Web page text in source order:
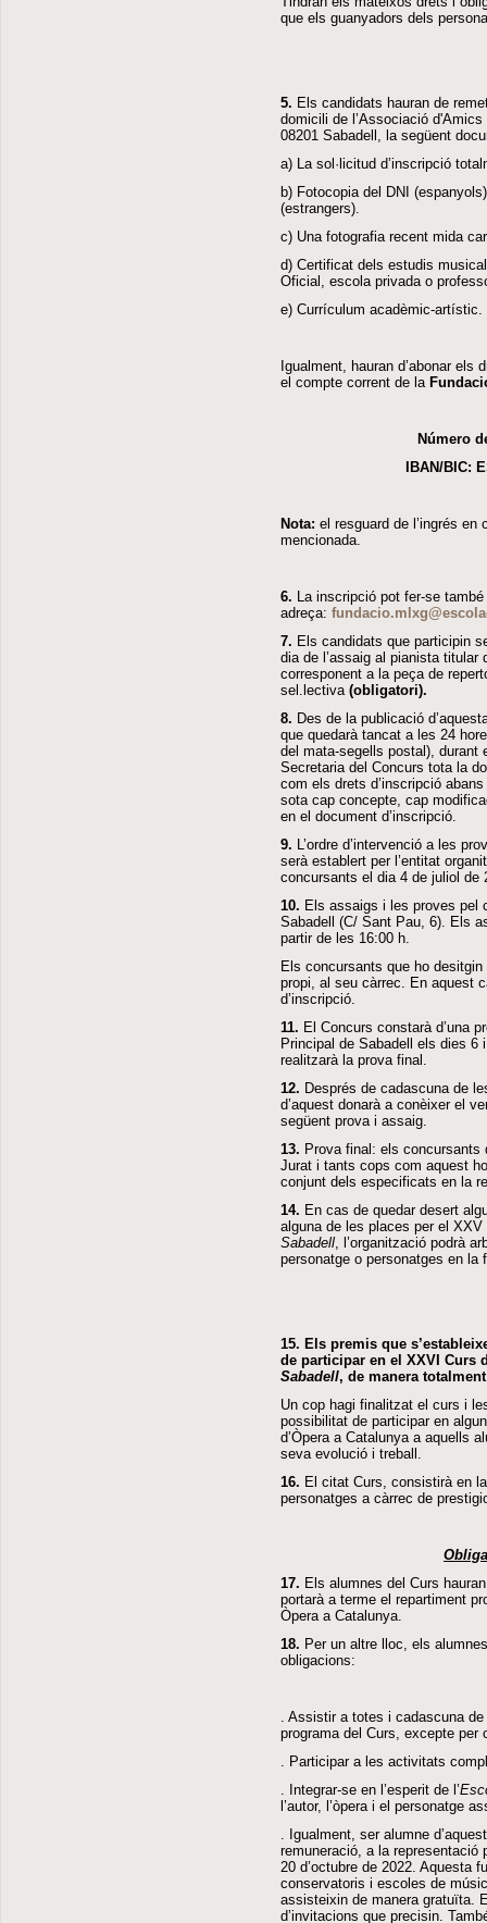
que els guanyadors dels
5. Els candidats hauran de
domicili de l’Associació
08201 Sabadell, la següent
a) La sol·licitud d’inscripció
b) Fotocopia del DNI
(estrangers).
c) Una fotografia recent mida
d) Certificat dels estudis
Oficial, escola privada o
e) Currículum acadèmic-artístic.
Igualment, hauran d’abonar els
el compte corrent de la
Número
IBAN/BIC:
Nota: el resguard de l’ingrés en
mencionada.
6. La inscripció pot fer-se
adreça:
7. Els candidats que participin
dia de l’assaig al pianista
corresponent a la peça de
sel.lectiva (obligatori).
8. Des de la publicació
que quedarà tancat a les 24
del mata-segells postal), durant
Secretaria del Concurs tota la
com els drets d’inscripció
sota cap concepte, cap
en el document d’inscripció.
9. L’ordre d’intervenció a les
serà establert per l’entitat
concursants el dia 4 de juliol de
10. Els assaigs i les proves pel
Sabadell (C/ Sant Pau, 6). Els
partir de les 16:00 h.
Els concursants que ho
propi, al seu càrrec. En aquest
d’inscripció.
11. El Concurs constarà d’una
Principal de Sabadell els dies 6
realitzarà la prova final.
12. Després de cadascuna de
d’aquest donarà a conèixer el
següent prova i assaig.
13. Prova final: els concursants
Jurat i tants cops com aquest
conjunt dels especificats en la
14. En cas de quedar desert
alguna de les places per el
Sabadell , l’organització podrà
personatge o personatges en la
15. Els premis que
de participar en el XXVI Curs
Sabadell, de manera
Un cop hagi finalitzat el curs i
possibilitat de participar en
d’Òpera a Catalunya a aquells
seva evolució i treball.
16. El citat Curs, consistirà en
personatges a càrrec de
17. Els alumnes del Curs
portarà a terme el repartiment
Òpera a Catalunya.
18. Per un altre lloc, els
obligacions:
. Assistir a totes i cadascuna
programa del Curs, excepte
. Participar a les activitats
. Integrar-se en l’esperit de l’
l’autor, l’òpera i el personatge
. Igualment, ser alumne
remuneració, a la representació
20 d’octubre de 2022. Aquesta
conservatoris i escoles de
assisteixin de manera gratuïta.
d’invitacions que precisin.